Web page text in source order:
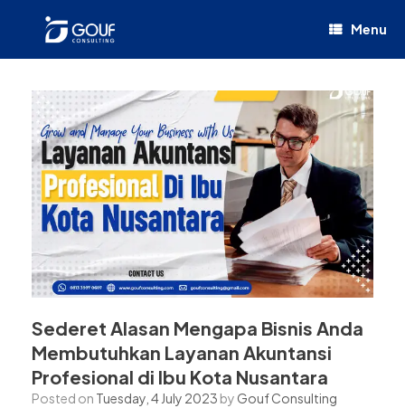
Menu
Sederet Alasan Mengapa Bisnis Anda
Membutuhkan Layanan Akuntansi
Profesional di Ibu Kota Nusantara
Posted on Tuesday, 4 July 2023 by Gouf Consulting